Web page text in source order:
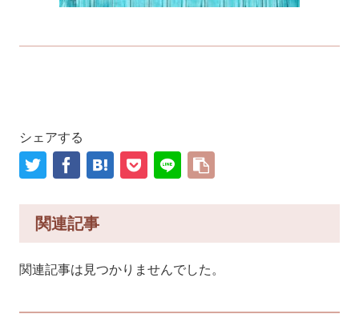
シェアする
関連記事
関連記事は見つかりませんでした。